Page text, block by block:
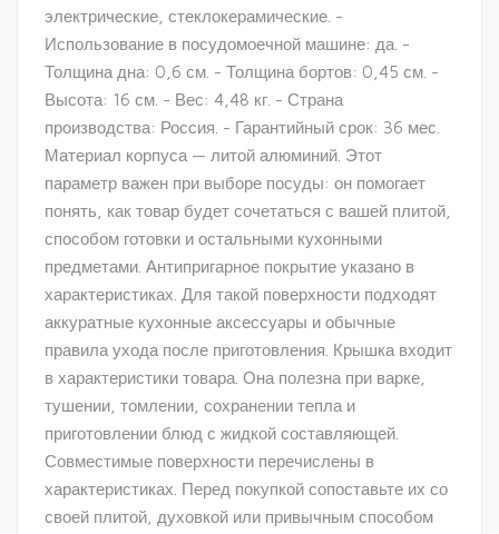
электрические, стеклокерамические. -
Использование в посудомоечной машине: да. -
Толщина дна: 0,6 см. - Толщина бортов: 0,45 см. -
Высота: 16 см. - Вес: 4,48 кг. - Страна
производства: Россия. - Гарантийный срок: 36 мес.
Материал корпуса — литой алюминий. Этот
параметр важен при выборе посуды: он помогает
понять, как товар будет сочетаться с вашей плитой,
способом готовки и остальными кухонными
предметами. Антипригарное покрытие указано в
характеристиках. Для такой поверхности подходят
аккуратные кухонные аксессуары и обычные
правила ухода после приготовления. Крышка входит
в характеристики товара. Она полезна при варке,
тушении, томлении, сохранении тепла и
приготовлении блюд с жидкой составляющей.
Совместимые поверхности перечислены в
характеристиках. Перед покупкой сопоставьте их со
своей плитой, духовкой или привычным способом